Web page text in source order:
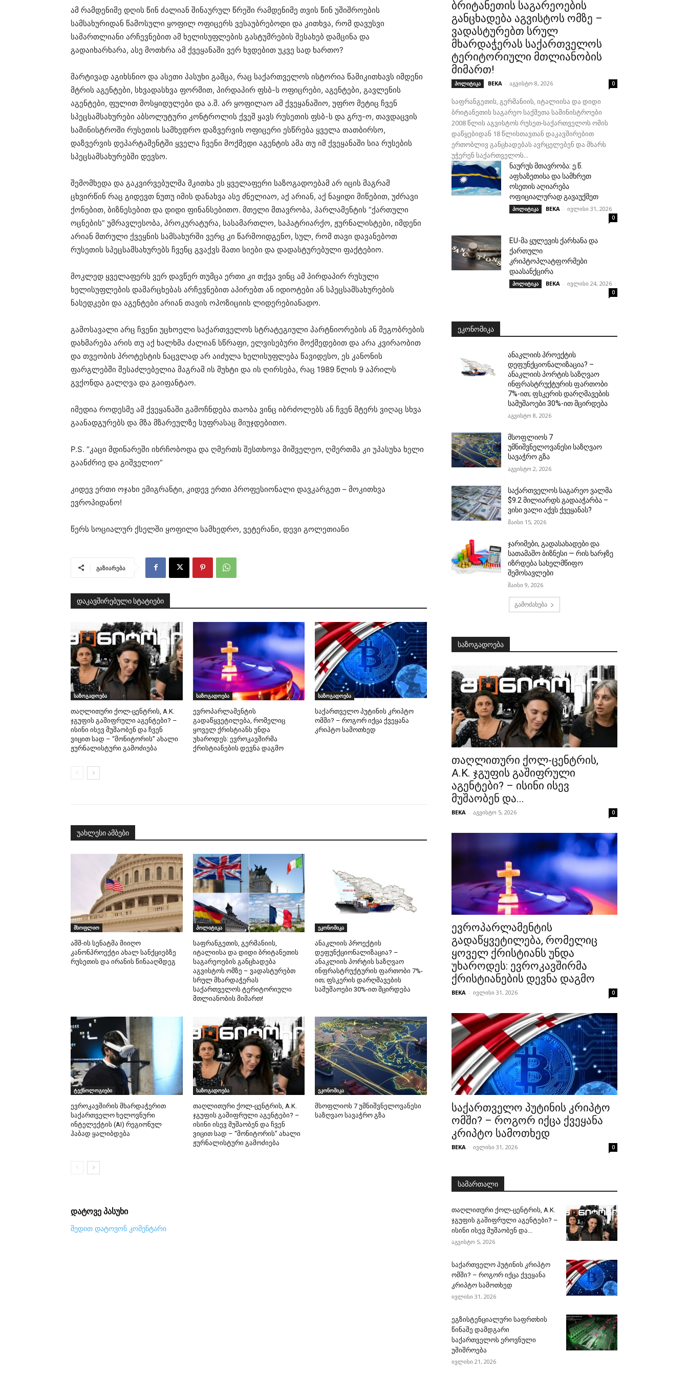
ამ რამდენიმე დღის წინ ძალიან შინაურულ წრეში რამდენიმე თვის წინ უშიშროების
სამსახურიდან წამოსული ყოფილ ოფიცერს ვესაუბრებოდი და კითხვა, რომ დავუსვი
სამართლიანი არჩევნებით ამ ხელისუფლების გასტუმრების შესახებ დამცინა და
გადაიხარხარა, ასე მოთხრა ამ ქვეყანაში ვერ ხვდებით უკვე სად ხართო?
მარტივად აგიხსნიო და ასეთი პასუხი გამცა, რაც საქართველოს ისტორია წამიკითხავს იმდენი
მტრის აგენტები, სხვადასხვა ფორმით, პირდაპირ ფსბ-ს ოფიცრები, აგენტები, გავლენის
აგენტები, ფულით მოსყიდულები და ა.შ. არ ყოფილაო ამ ქვეყანაშიო, უფრო მეტიც ჩვენ
სპეცსამსახურები აბსოლუტური კონტროლის ქვეშ ყავს რუსეთის ფსბ-ს და გრუ-ო, თავდაცვის
სამინისტროში რუსეთის სამხედრო დაზვერვის ოფიცერი ესწრება ყველა თათბირსო,
დაზვერვის დეპარტამენტში ყველა ჩვენი მოქმედი აგენტის ამა თუ იმ ქვეყანაში სია რუსების
სპეცსამსახურებში დევსო.
შემომხედა და გაკვირვებულმა მკითხა ეს ყველაფერი საზოგადოებამ არ იცის მაგრამ
ცხვირწინ რაც გიდევთ ნუთუ იმის დანახვა ასე ძნელიაო, აქ არიან, აქ ნაყიდი მიწებით, უძრავი
ქონებით, ბიზნესებით და დიდი ფინანსებითო. მთელი მთავრობა, პარლამენტის “ქართული
ოცნების” უმრავლესობა, პროკურატურა, სასამართლო, საპატრიარქო, ჟურნალისტები, იმდენი
არიან მთრული ქვეყნის სამსახურში ვერც კი წარმოიდგენო, სულ, რომ თავი დავანებოთ
რუსეთის სპეცსამსახურებს ჩვენც გვაქვს მათი სიები და დადასტურებული ფაქტებიო.
მოკლედ ყველაფერს ვერ დავწერ თუმცა ერთი კი თქვა ვინც ამ პირდაპირ რუსული
ხელისუფლების დამარცხებას არჩევნებით აპირებთ ან იდიოტები ან სპეცსამსახურების
ნასედკები და აგენტები არიან თავის ოპოზიციის ლიდერებიანადო.
გამოსავალი არც ჩვენი უცხოელი საქართველოს სტრატეგიული პარტნიორების ან მეგობრების
დახმარება არის თუ აქ ხალხმა ძალიან სწრაფი, ელვისებური მოქმედებით და არა კვირაობით
და თვეობის პროტესტის ნაცვლად არ აიძულა ხელისუფლება წავიდესო, ეს კანონის
ფარგლებში შესაძლებელია მაგრამ ის მუხტი და ის ღირსება, რაც 1989 წლის 9 აპრილს
გვქონდა გალღვა და გაიფანტაო.
იმედია როდესმე ამ ქვეყანაში გამოჩნდება თაობა ვინც იბრძოლებს ან ჩვენ მტერს ვიღაც სხვა
გაანადგურებს და მზა მზარეულზე სუფრასაც მიუჯდებითო.
P.S. “კაცი მდინარეში იხრჩობოდა და ღმერთს შესთხოვა მიშველეო, ღმერთმა კი უპასუხა ხელი
გაანძრიე და გიშველიო”
კიდევ ერთი ოჯახი ემიგრანტი, კიდევ ერთი პროფესიონალი დავკარგეთ – მოკითხვა
ევროპიდანო!
წერს სოციალურ ქსელში ყოფილი სამხედრო, ვეტერანი, დევი გოლეთიანი
გაზიარება
დაკავშირებული სტატიები
საზოგადოება
თაღლითური ქოლ-ცენტრის, A.K.
ჯგუფის გაშიფრული აგენტები? –
ისინი ისევ მუშაობენ და ჩვენ
ვიცით სად – “მონიტორის” ახალი
ჟურნალისტური გამოძიება
საზოგადოება
ევროპარლამენტის
გადაწყვეტილება, რომელიც
ყოველ ქრისტიანს უნდა
უხაროდეს: ევროკავშირმა
ქრისტიანების დევნა დაგმო
საზოგადოება
საქართველო პუტინის კრიპტო
ომში? – როგორ იქცა ქვეყანა
კრიპტო სამოთხედ
უახლესი ამბები
მსოფლიო
აშშ-ის სენატმა მიიღო
კანონპროექტი ახალ სანქციებზე
რუსეთის და ირანის წინააღმდეგ
პოლიტიკა
საფრანგეთის, გერმანიის,
იტალიისა და დიდი ბრიტანეთის
საგარეოების განცხადება
აგვისტოს ომზე – ვადასტურებთ
სრულ მხარდაჭერას
საქართველოს ტერიტორიული
მთლიანობის მიმართ!
ეკონომიკა
ანაკლიის პროექტის
დეფუნქციონალიზაცია? –
ანაკლიის პორტის საზღვაო
ინფრასტრუქტურის ფართობი 7%-
ით; ფსკერის დარღმავების
სამუშაოები 30%-ით მცირდება
ტექნოლოგიები
ევროკავშირის მხარდაჭერით
საქართველო ხელოვნური
ინტელექტის (AI) რეგიონულ
ჰაბად ყალიბდება
საზოგადოება
თაღლითური ქოლ-ცენტრის, A.K.
ჯგუფის გაშიფრული აგენტები? –
ისინი ისევ მუშაობენ და ჩვენ
ვიცით სად – “მონიტორის” ახალი
ჟურნალისტური გამოძიება
ეკონომიკა
მსოფლიოს 7 უმნიშვნელოვანესი
საზღვაო სავაჭრო გზა
დატოვე პასუხი
შედით დატოვონ კომენტარი
ბრიტანეთის საგარეოების
განცხადება აგვისტოს ომზე –
ვადასტურებთ სრულ
მხარდაჭერას საქართველოს
ტერიტორიული მთლიანობის
მიმართ!
პოლიტიკა BEKA - აგვისტო 8, 2026 0
საფრანგეთის, გერმანიის, იტალიისა და დიდი
ბრიტანეთის საგარეო საქმეთა სამინისტროები
2008 წლის აგვისტოს რუსეთ-საქართველოს ომის
დაწყებიდან 18 წლისთავთან დაკავშირებით
ერთობლივ განცხადებას ავრცელებენ და მხარს
უჭერენ საქართველოს...
ნაურუს მთავრობა: ე.წ.
აფხაზეთისა და სამხრეთ
ოსეთის აღიარება
ოფიციალურად გავაუქმეთ
პოლიტიკა BEKA - ივლისი 31, 2026
0
EU-მა ყულევის ქარხანა და
ქართული
კრიპტოპლატფორმები
დაასანქცირა
პოლიტიკა BEKA - ივლისი 24, 2026
0
ᲔᲙᲝᲜᲝᲛᲘᲙᲐ
ანაკლიის პროექტის
დეფუნქციონალიზაცია? –
ანაკლიის პორტის საზღვაო
ინფრასტრუქტურის ფართობი
7%-ით; ფსკერის დარღმავების
სამუშაოები 30%-ით მცირდება
აგვისტო 8, 2026
მსოფლიოს 7
უმნიშვნელოვანესი საზღვაო
სავაჭრო გზა
აგვისტო 2, 2026
საქართველოს საგარეო ვალმა
$9.2 მილიარდს გადააჭარბა –
ვისი ვალი აქვს ქვეყანას?
მაისი 15, 2026
ჯარიმები, გადასახადები და
სათამაშო ბიზნესი — რის ხარჯზე
იზრდება სახელმწიფო
შემოსავლები
მაისი 9, 2026
გამოძახება
საზოგადოება
თაღლითური ქოლ-ცენტრის,
A.K. ჯგუფის გაშიფრული
აგენტები? – ისინი ისევ
მუშაობენ და...
BEKA - აგვისტო 5, 2026 0
ევროპარლამენტის
გადაწყვეტილება, რომელიც
ყოველ ქრისტიანს უნდა
უხაროდეს: ევროკავშირმა
ქრისტიანების დევნა დაგმო
BEKA - ივლისი 31, 2026 0
საქართველო პუტინის კრიპტო
ომში? – როგორ იქცა ქვეყანა
კრიპტო სამოთხედ
BEKA - ივლისი 31, 2026 0
სამართალი
თაღლითური ქოლ-ცენტრის, A.K.
ჯგუფის გაშიფრული აგენტები? –
ისინი ისევ მუშაობენ და...
აგვისტო 5, 2026
საქართველო პუტინის კრიპტო
ომში? – როგორ იქცა ქვეყანა
კრიპტო სამოთხედ
ივლისი 31, 2026
ეგზისტენციალური საფრთხის
წინაშე დამდგარი
საქართველოს ეროვნული
უშიშროება
ივლისი 21, 2026